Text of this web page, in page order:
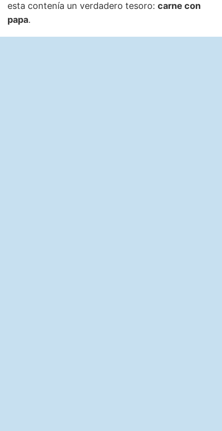
esta contenía un verdadero tesoro: carne con
papa.